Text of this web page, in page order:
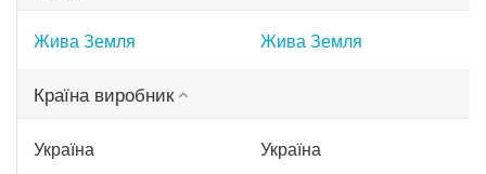
Жива Земля Жива Земля
Країна виробник
Україна Україна